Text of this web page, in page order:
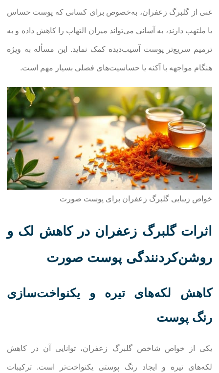
غنی از گلبرگ زعفران، به‌خصوص برای کسانی که پوست حساس
یا ملتهب دارند، به آسانی می‌تواند میزان التهاب را کاهش داده و به
ترمیم سریع‌تر پوست آسیب‌دیده کمک نماید. این مسأله به ویژه
هنگام مواجهه با آکنه یا حساسیت‌های فصلی بسیار مهم است.
خواص زیبایی گلبرگ زعفران برای پوست صورت
اثرات گلبرگ زعفران در کاهش لک و
روشن‌کردنندگی پوست صورت
کاهش لکه‌های تیره و یکنواخت‌سازی
رنگ پوست
یکی از خواص شاخص گلبرگ زعفران، توانایی آن در کاهش
لکه‌های تیره و ایجاد رنگ پوستی یکنواخت‌تر است. ترکیبات